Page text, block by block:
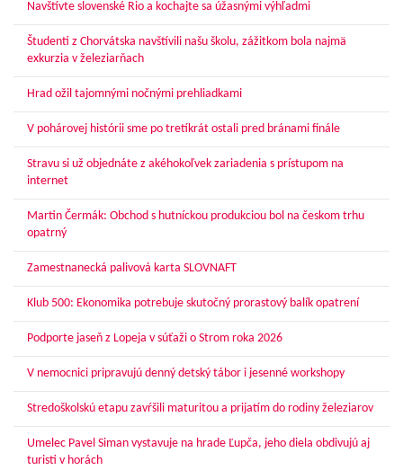
Navštívte slovenské Rio a kochajte sa úžasnými výhľadmi
Študenti z Chorvátska navštívili našu školu, zážitkom bola najmä
exkurzia v železiarňach
Hrad ožil tajomnými nočnými prehliadkami
V pohárovej histórii sme po tretíkrát ostali pred bránami finále
Stravu si už objednáte z akéhokoľvek zariadenia s prístupom na
internet
Martin Čermák: Obchod s hutníckou produkciou bol na českom trhu
opatrný
Zamestnanecká palivová karta SLOVNAFT
Klub 500: Ekonomika potrebuje skutočný prorastový balík opatrení
Podporte jaseň z Lopeja v súťaži o Strom roka 2026
V nemocnici pripravujú denný detský tábor i jesenné workshopy
Stredoškolskú etapu zavŕšili maturitou a prijatím do rodiny železiarov
Umelec Pavel Siman vystavuje na hrade Ľupča, jeho diela obdivujú aj
turisti v horách